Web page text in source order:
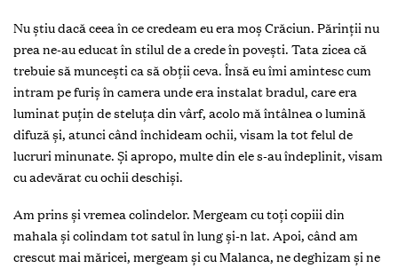
Nu știu dacă ceea în ce credeam eu era moș Crăciun. Părinţii nu
prea ne-au educat în stilul de a crede în povești. Tata zicea că
trebuie să muncești ca să obţii ceva. Însă eu îmi amintesc cum
intram pe furiș în camera unde era instalat bradul, care era
luminat puţin de steluţa din vârf, acolo mă întâlnea o lumină
difuză și, atunci când închideam ochii, visam la tot felul de
lucruri minunate. Și apropo, multe din ele s-au îndeplinit, visam
cu adevărat cu ochii deschiși.
Am prins și vremea colindelor. Mergeam cu toţi copiii din
mahala și colindam tot satul în lung și-n lat. Apoi, când am
crescut mai măricei, mergeam și cu Malanca, ne deghizam și ne